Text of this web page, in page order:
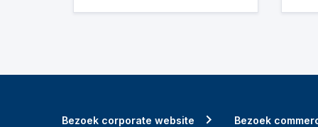
Bezoek corporate website Bezoek